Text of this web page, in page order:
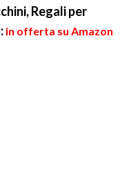
Regali per
in offerta su Amazon